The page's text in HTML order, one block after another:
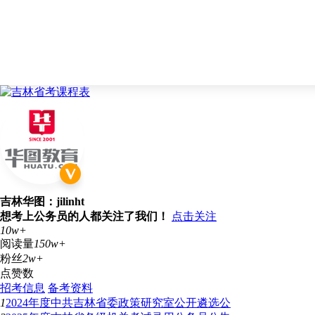
吉林华图：jilinht
想考上公务员的人都关注了我们！
点击关注
10w+
阅读量150w+
粉丝2w+
点赞数
招考信息 备考资料
12024年度中共吉林省委政策研究室公开遴选公